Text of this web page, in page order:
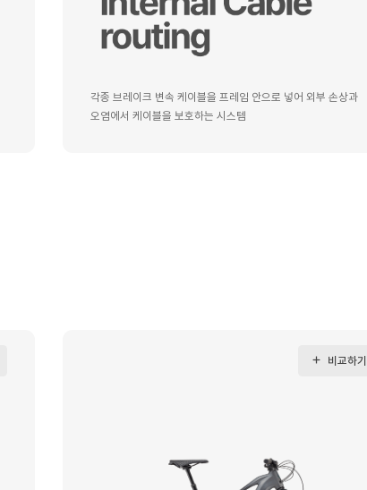
각종 브레이크 변속 케이블을 프레임 안으로 넣어 외부 손상과
오염에서 케이블을 보호하는 시스템
비교하기